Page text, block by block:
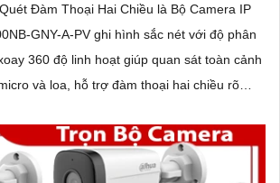
Đàm Thoại Hai Chiều là Bộ Camera IP
GNY-A-PV ghi hình sắc nét với độ phân
360 độ linh hoạt giúp quan sát toàn cảnh